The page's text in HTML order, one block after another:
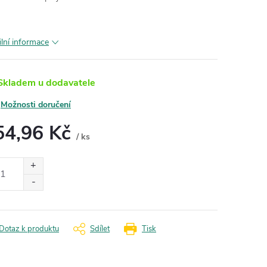
informace
u dodavatele
Možnosti doručení
Kč / ks
Tisk
Dotaz k produktu Sdílet